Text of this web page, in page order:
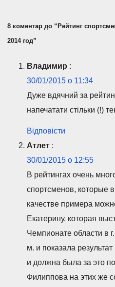
8 коментар до “Рейтинг
2014 год”
Владимир :
30/01/2015 о 11:34
Дуже вдячний за
напечатати стільки (!)
Відповісти
Атлет :
30/01/2015 о 12:55
В рейтингах очень
спортсменов, которые в
качестве примера
Екатерину, которая
Чемпионате области в
м. и показала
и должна была за это
Филиппова на этих же